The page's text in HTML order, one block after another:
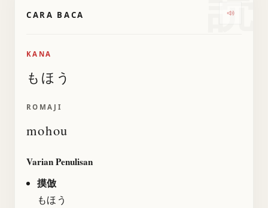
CARA BACA
KANA
もほう
ROMAJI
mohou
Varian Penulisan
摸倣
もほう